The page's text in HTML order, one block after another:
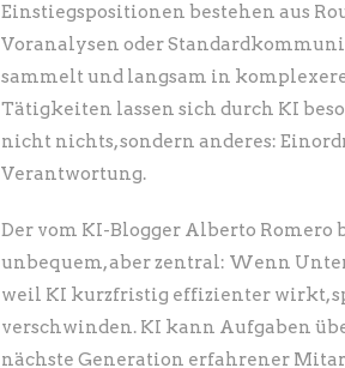
Einstiegspositionen bestehen aus
Voranalysen oder
sammelt und langsam in
Tätigkeiten lassen sich durch KI
nicht nichts, sondern anderes:
Verantwortung.
Der vom KI-Blogger Alberto Romero
unbequem, aber zentral: Wenn
weil KI kurzfristig effizienter wirkt,
verschwinden. KI kann Aufgaben
nächste Generation erfahrener